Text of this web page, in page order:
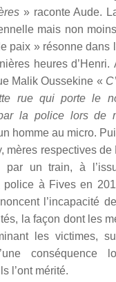
» raconte Aude.
mais non
paix » résonne dans
heures d’Henri.
Malik Oussekine «
rue qui porte le
la police lors de
homme au micro.
mères respectives de
un train, à
police à Fives en
l’incapacité
la façon dont les
les victimes,
conséquence
l’ont mérité.